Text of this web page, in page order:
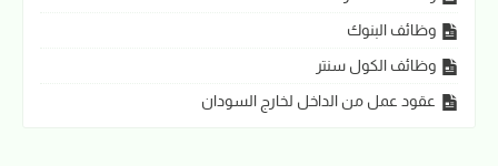
وظائف البنوك
وظائف الكول سنتر
عقود عمل من الداخل لخارج السودان